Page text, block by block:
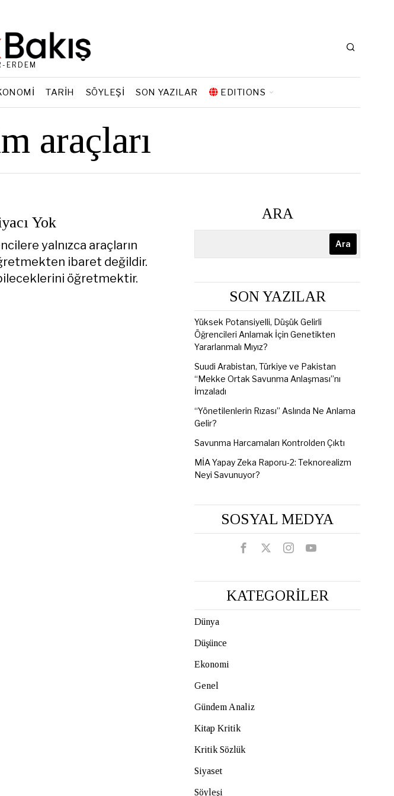
ERDEM
TARIH SÖYLEŞI SON YAZILAR EDITIONS
araçları
Yok
yalnızca araçların
ibaret değildir.
öğretmektir.
ARA
Ara
SON YAZILAR
Yüksek Potansiyelli, Düşük Gelirli
Öğrencileri Anlamak İçin Genetikten
Yararlanmalı Mıyız?
Suudi Arabistan, Türkiye ve Pakistan
“Mekke Ortak Savunma Anlaşması”nı
İmzaladı
“Yönetilenlerin Rızası” Aslında Ne Anlama
Gelir?
Savunma Harcamaları Kontrolden Çıktı
MİA Yapay Zeka Raporu-2: Teknorealizm
Neyi Savunuyor?
SOSYAL MEDYA
KATEGORİLER
Dünya
Düşünce
Ekonomi
Genel
Gündem Analiz
Kitap Kritik
Kritik Sözlük
Siyaset
Söyleşi